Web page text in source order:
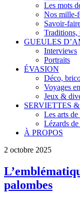
Les mots
Nos mille-
Savoir-
Traditions,
GUEULES
Interviews
Portraits
ÉVASION
Déco,
Voyages
Jeux &
SERVIETTES
Les arts
Lézards
À PROPOS
2 octobre 2025
palombes